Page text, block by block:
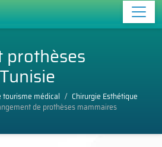
prothèses
tourisme médical
Chirurgie Esthétique
de prothèses mammaires